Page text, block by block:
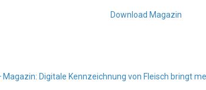
Download Magazin
Magazin: Digitale Kennzeichnung von Fleisch bringt